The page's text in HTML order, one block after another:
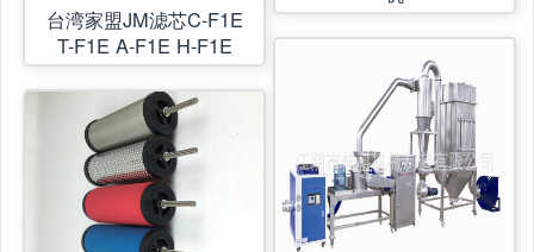
台湾家盟JM滤芯C-F1E
T-F1E A-F1E H-F1E